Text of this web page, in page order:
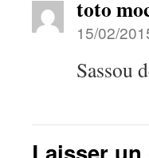
toto
15/02/
Sassou